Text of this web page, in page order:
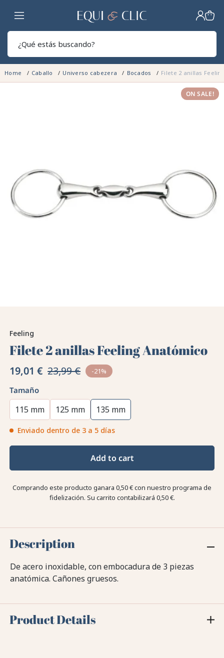
Hogar
Home Caballo Universo cabezera Bocados Filete 2 anillas
ON SALE!
Feeling
Filete 2 anillas Feeling Anatómico
19,01 € 23,99 € -21%
Tamaño
115 mm 125 mm 135 mm
Enviado dentro de 3 a 5 días
Add to cart
Comprando este producto ganara 0,50 €con nuestro programa de
fidelización. Su carrito contabilizará 0,50 €.
Description
De acero inoxidable, con embocadura de 3 piezas
anatómica. Cañones gruesos.
Product Details